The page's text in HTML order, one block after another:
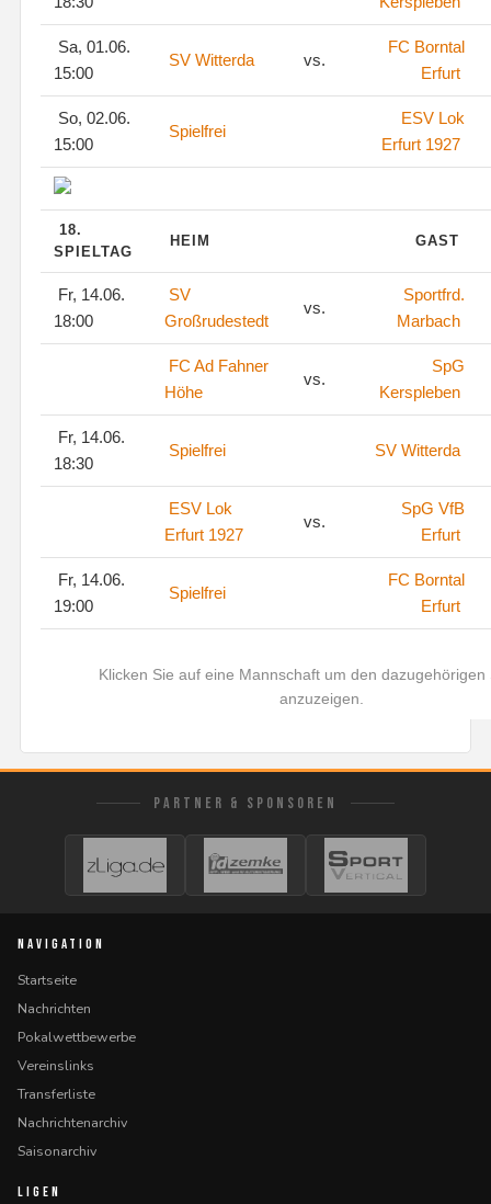
Sa, 01.06.
15:00
SV Witterda vs.
FC Borntal
Erfurt
So, 02.06.
15:00
Spielfrei
ESV Lok
Erfurt 1927
18.
SPIELTAG
HEIM GAST
Fr, 14.06.
18:00
SV
Großrudestedt
vs.
Sportfrd.
Marbach
FC Ad Fahner
Höhe
vs.
SpG
Kerspleben
Fr, 14.06.
18:30
Spielfrei SV Witterda
ESV Lok
Erfurt 1927
vs.
SpG VfB
Erfurt
Fr, 14.06.
19:00
Spielfrei
FC Borntal
Erfurt
Klicken Sie auf eine Mannschaft um den dazugehörigen
anzuzeigen.
PARTNER & SPONSOREN
NAVIGATION
Startseite
Nachrichten
Pokalwettbewerbe
Vereinslinks
Transferliste
Nachrichtenarchiv
Saisonarchiv
LIGEN